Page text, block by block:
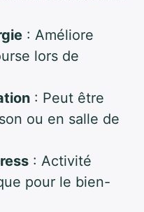
: Améliore
lors de
: Peut être
ou en salle de
: Activité
pour le bien-